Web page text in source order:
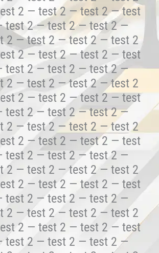
2 — test 2 — test 2 — test
test 2 — test 2 — test 2 —
2 — test 2 — test 2 — test 2
2 — test 2 — test 2 — test
test 2 — test 2 — test 2 —
2 — test 2 — test 2 — test 2
2 — test 2 — test 2 — test
test 2 — test 2 — test 2 —
2 — test 2 — test 2 — test 2
2 — test 2 — test 2 — test
test 2 — test 2 — test 2 —
2 — test 2 — test 2 — test 2
2 — test 2 — test 2 — test
test 2 — test 2 — test 2 —
2 — test 2 — test 2 — test 2
2 — test 2 — test 2 — test
test 2 — test 2 — test 2 —